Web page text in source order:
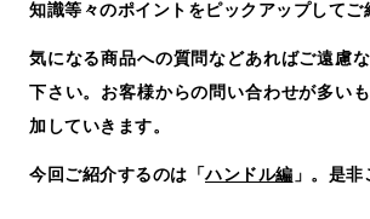
知識等々のポイントをピックアップしてご
気になる商品への質問などあればご遠慮な
下さい。お客様からの問い合わせが多い
加していきます。
今回ご紹介するのは「ハンドル編 」。是非